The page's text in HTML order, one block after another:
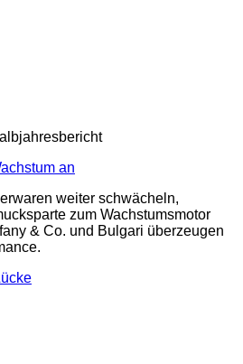
an
weiter schwächeln,
zum Wachstumsmotor
& Co. und Bulgari überzeugen